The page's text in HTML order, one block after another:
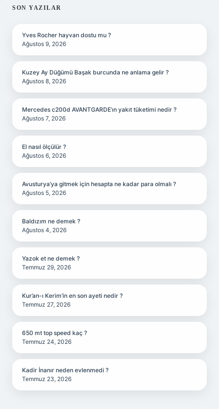
SIDEBAR
SON YAZILAR
Yves Rocher hayvan dostu mu ?
Ağustos 9, 2026
Kuzey Ay Düğümü Başak burcunda ne anlama gelir ?
Ağustos 8, 2026
Mercedes c200d AVANTGARDE’ın yakıt tüketimi nedir ?
Ağustos 7, 2026
El nasıl ölçülür ?
Ağustos 6, 2026
Avusturya’ya gitmek için hesapta ne kadar para olmalı ?
Ağustos 5, 2026
Baldızım ne demek ?
Ağustos 4, 2026
Yazok et ne demek ?
Temmuz 29, 2026
Kur’an-ı Kerim’in en son ayeti nedir ?
Temmuz 27, 2026
650 mt top speed kaç ?
Temmuz 24, 2026
Kadir İnanır neden evlenmedi ?
Temmuz 23, 2026